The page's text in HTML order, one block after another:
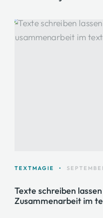
TEXTMAGIE •
Texte schreiben
Zusammenarbeit im